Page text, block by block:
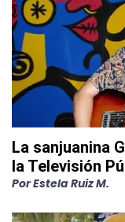
La sanjuanina
la Televisión
PorEstela Ruiz M.